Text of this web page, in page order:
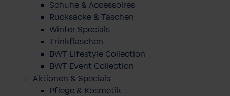
Schuhe & Accessoires
Rucksäcke & Taschen
Winter Specials
Trinkflaschen
BWT Lifestyle Collection
BWT Event Collection
Aktionen & Specials
Pflege & Kosmetik